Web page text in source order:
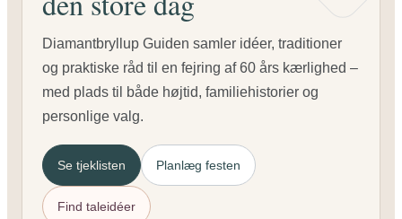
Diamantbryllup Guiden samler idéer, traditioner
og praktiske råd til en fejring af 60 års kærlighed –
med plads til både højtid, familiehistorier og
personlige valg.
Se tjeklisten Planlæg festen
Find taleidéer